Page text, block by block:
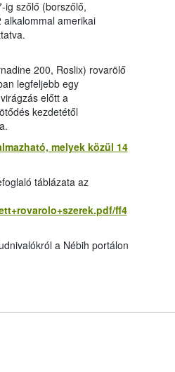
ig szőlő (borszőlő,
amerikai
200, Roslix) rovarölő
legfeljebb egy
előtt a
kezdetétől
melyek közül 14
táblázata az
ff4
a Nébih portálon